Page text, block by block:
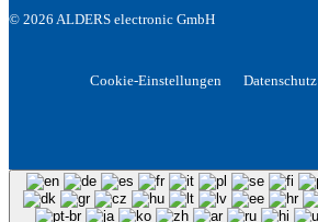
© 2026 ALDERS electronic GmbH
Cookie-Einstellungen Datenschutz